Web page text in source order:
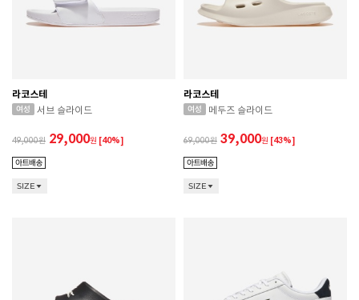
라코스테
서브 슬라이드
49,000 29,000원 [40%]
SIZE
라코스테
메두즈 슬라이드
69,000 39,000원 [43%]
SIZE